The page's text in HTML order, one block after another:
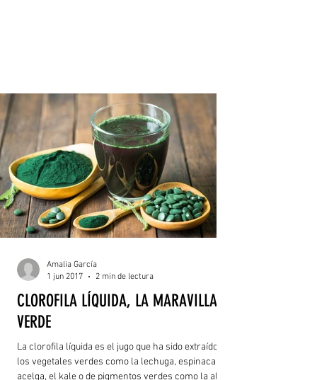
CLOROFILA LÍQUIDA, LA MARAVILLA
VERDE
La clorofila líquida es el jugo que ha sido extraído de
los vegetales verdes como la lechuga, espinaca,
acelga, el kale o de pigmentos verdes como la alga
Amalia García
1 jun 2017
2 min de lectura